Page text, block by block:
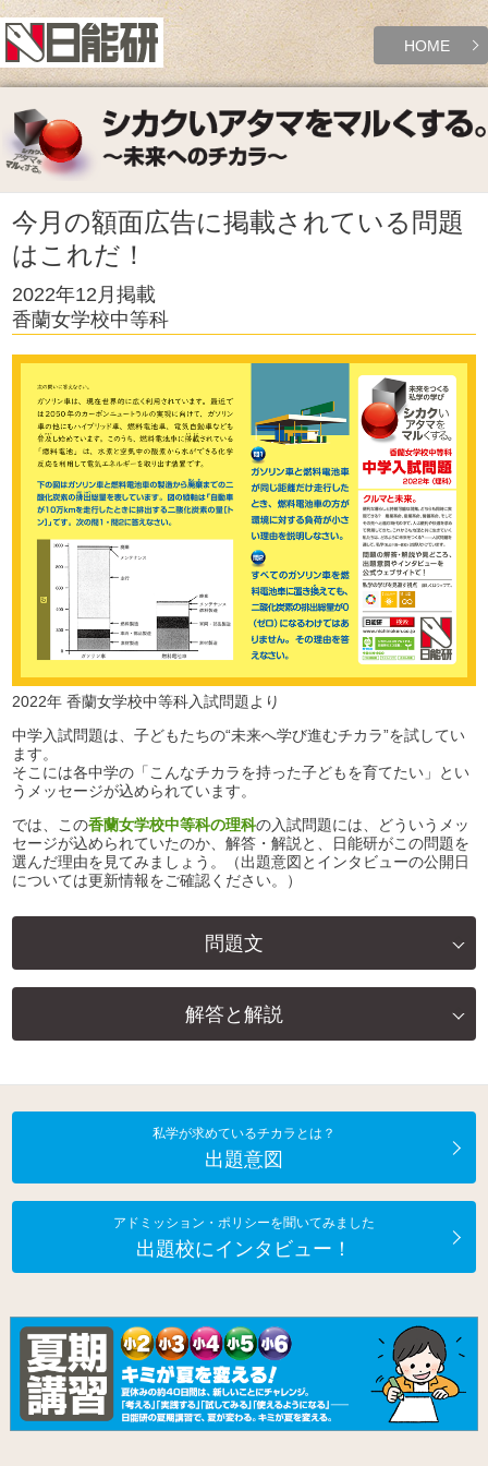
HOME
今月の額面広告に掲載されている問題
はこれだ！
2022年12月掲載
香蘭女学校中等科
2022年 香蘭女学校中等科入試問題より
中学入試問題は、子どもたちの“未来へ学び進むチカラ”を試してい
ます。
そこには各中学の「こんなチカラを持った子どもを育てたい」とい
うメッセージが込められています。
では、この香蘭女学校中等科の理科の入試問題には、どういうメッ
セージが込められていたのか、解答・解説と、日能研がこの問題を
選んだ理由を見てみましょう。（出題意図とインタビューの公開日
については更新情報をご確認ください。）
問題文
解答と解説
私学が求めているチカラとは？
出題意図
アドミッション・ポリシーを聞いてみました
出題校にインタビュー！